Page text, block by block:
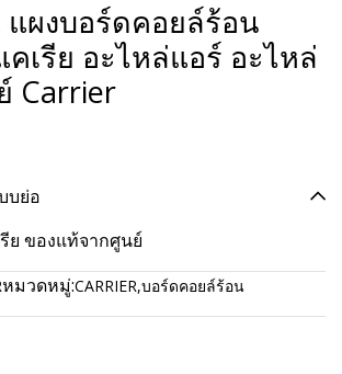
แผงบอร์ดคอยล์ร้อน
เรีย อะไหล่แอร์ อะไหล่
Carrier
บย่อ
ย ของแท้จากศูนย์
หมวดหมู่:CARRIER,บอร์ดคอยล์ร้อน